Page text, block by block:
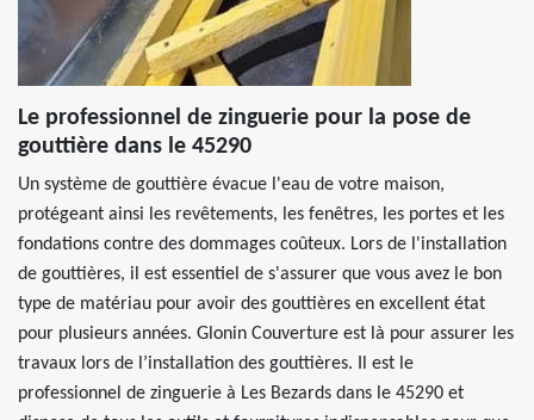
Le professionnel de zinguerie pour la pose de
gouttière dans le 45290
Un système de gouttière évacue l'eau de votre maison,
protégeant ainsi les revêtements, les fenêtres, les portes et les
fondations contre des dommages coûteux. Lors de l'installation
de gouttières, il est essentiel de s'assurer que vous avez le bon
type de matériau pour avoir des gouttières en excellent état
pour plusieurs années. Glonin Couverture est là pour assurer les
travaux lors de l’installation des gouttières. Il est le
professionnel de zinguerie à Les Bezards dans le 45290 et